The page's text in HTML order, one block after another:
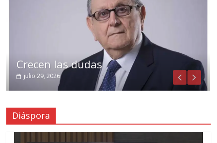
Crecen las dudas
julio 29, 2026
Diáspora